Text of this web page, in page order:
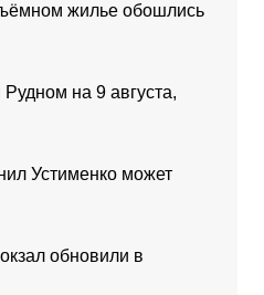
жилье обошлись
на 9 августа,
Устименко может
обновили в